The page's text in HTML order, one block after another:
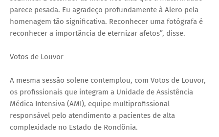
parece pesada. Eu agradeço profundamente à Alero pela
homenagem tão significativa. Reconhecer uma fotógrafa é
reconhecer a importância de eternizar afetos”, disse.
Votos de Louvor
A mesma sessão solene contemplou, com Votos de Louvor,
os profissionais que integram a Unidade de Assistência
Médica Intensiva (AMI), equipe multiprofissional
responsável pelo atendimento a pacientes de alta
complexidade no Estado de Rondônia.